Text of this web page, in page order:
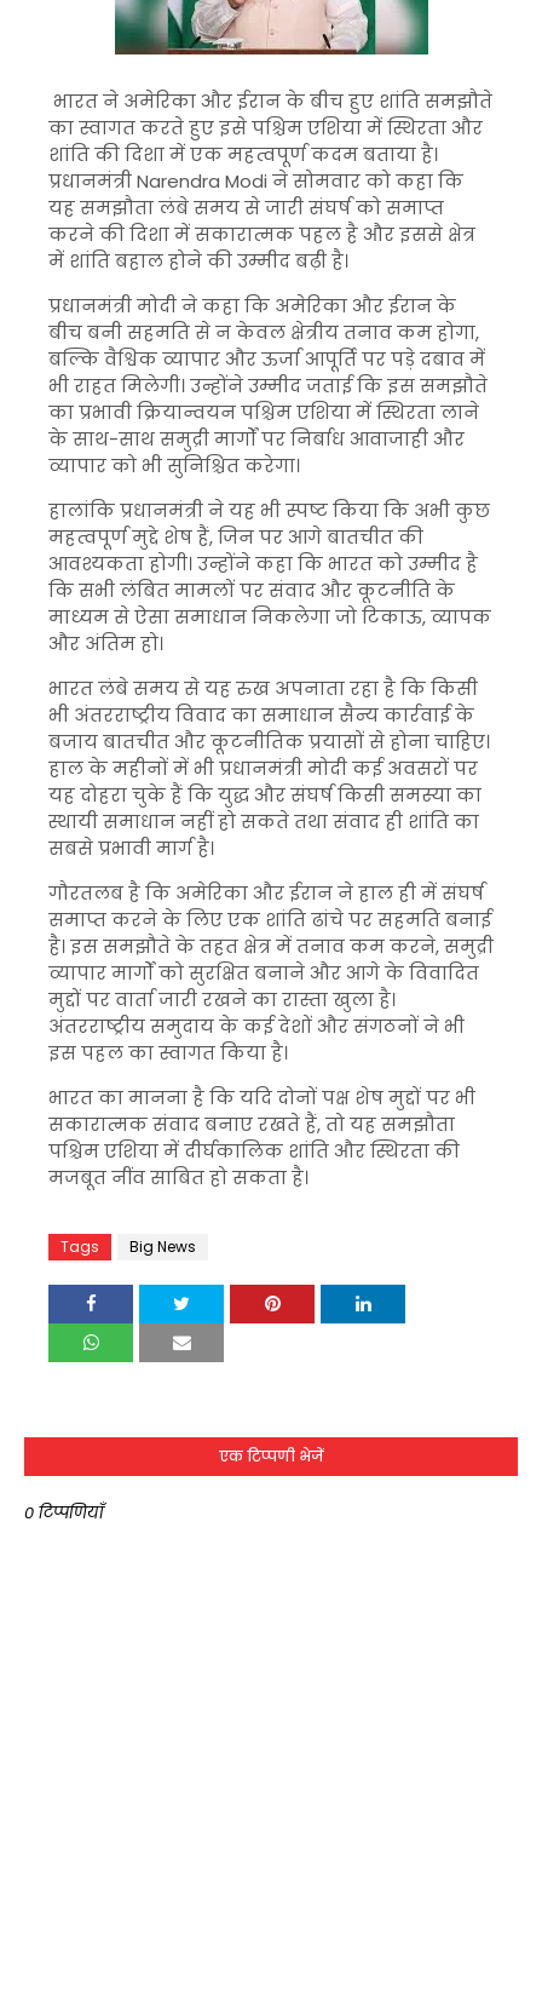
भारत ने अमेरिका और ईरान के बीच हुए शांति समझौते
का स्वागत करते हुए इसे पश्चिम एशिया में स्थिरता और
शांति की दिशा में एक महत्वपूर्ण कदम बताया है।
प्रधानमंत्रीNarendra Modi ने सोमवार को कहा कि
यह समझौता लंबे समय से जारी संघर्ष को समाप्त
करने की दिशा में सकारात्मक पहल है और इससे क्षेत्र
में शांति बहाल होने की उम्मीद बढ़ी है।
प्रधानमंत्री मोदी ने कहा कि अमेरिका और ईरान के
बीच बनी सहमति से न केवल क्षेत्रीय तनाव कम होगा,
बल्कि वैश्विक व्यापार और ऊर्जा आपूर्ति पर पड़े दबाव में
भी राहत मिलेगी। उन्होंने उम्मीद जताई कि इस समझौते
का प्रभावी क्रियान्वयन पश्चिम एशिया में स्थिरता लाने
के साथ-साथ समुद्री मार्गों पर निर्बाध आवाजाही और
व्यापार को भी सुनिश्चित करेगा।
हालांकि प्रधानमंत्री ने यह भी स्पष्ट किया कि अभी कुछ
महत्वपूर्ण मुद्दे शेष हैं, जिन पर आगे बातचीत की
आवश्यकता होगी। उन्होंने कहा कि भारत को उम्मीद है
कि सभी लंबित मामलों पर संवाद और कूटनीति के
माध्यम से ऐसा समाधान निकलेगा जो टिकाऊ, व्यापक
और अंतिम हो।
भारत लंबे समय से यह रुख अपनाता रहा है कि किसी
भी अंतरराष्ट्रीय विवाद का समाधान सैन्य कार्रवाई के
बजाय बातचीत और कूटनीतिक प्रयासों से होना चाहिए।
हाल के महीनों में भी प्रधानमंत्री मोदी कई अवसरों पर
यह दोहरा चुके हैं कि युद्ध और संघर्ष किसी समस्या का
स्थायी समाधान नहीं हो सकते तथा संवाद ही शांति का
सबसे प्रभावी मार्ग है।
गौरतलब है कि अमेरिका और ईरान ने हाल ही में संघर्ष
समाप्त करने के लिए एक शांति ढांचे पर सहमति बनाई
है। इस समझौते के तहत क्षेत्र में तनाव कम करने, समुद्री
व्यापार मार्गों को सुरक्षित बनाने और आगे के विवादित
मुद्दों पर वार्ता जारी रखने का रास्ता खुला है।
अंतरराष्ट्रीय समुदाय के कई देशों और संगठनों ने भी
इस पहल का स्वागत किया है।
भारत का मानना है कि यदि दोनों पक्ष शेष मुद्दों पर भी
सकारात्मक संवाद बनाए रखते हैं, तो यह समझौता
पश्चिम एशिया में दीर्घकालिक शांति और स्थिरता की
मजबूत नींव साबित हो सकता है।
Tags Big News
एक टिप्पणी भेजें
0 टिप्पणियाँ